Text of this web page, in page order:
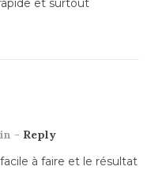
et surtout
- Reply
à faire et le résultat